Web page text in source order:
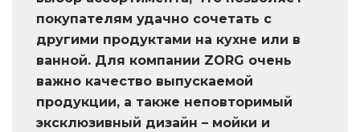
покупателям удачно сочетать с
другими продуктами на кухне или в
ванной. Для компании ZORG очень
важно качество выпускаемой
продукции, а также неповторимый
эксклюзивный дизайн – мойки и